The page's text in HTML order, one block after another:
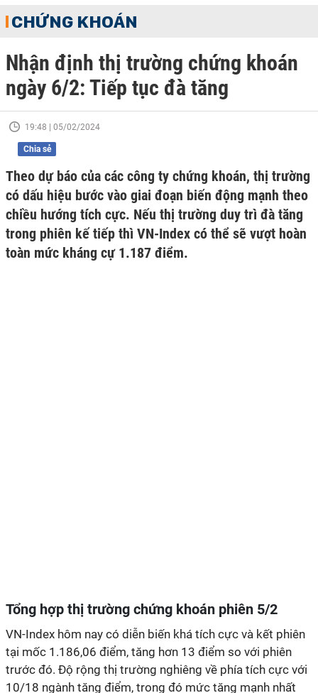
CHỨNG KHOÁN
Nhận định thị trường chứng khoán
ngày 6/2: Tiếp tục đà tăng
19:48 | 05/02/2024
Chia sẻ
Theo dự báo của các công ty chứng khoán, thị trường
có dấu hiệu bước vào giai đoạn biến động mạnh theo
chiều hướng tích cực. Nếu thị trường duy trì đà tăng
trong phiên kế tiếp thì VN-Index có thể sẽ vượt hoàn
toàn mức kháng cự 1.187 điểm.
Tổng hợp thị trường chứng khoán phiên 5/2
VN-Index hôm nay có diễn biến khá tích cực và kết phiên
tại mốc 1.186,06 điểm, tăng hơn 13 điểm so với phiên
trước đó. Độ rộng thị trường nghiêng về phía tích cực với
10/18 ngành tăng điểm, trong đó mức tăng mạnh nhất